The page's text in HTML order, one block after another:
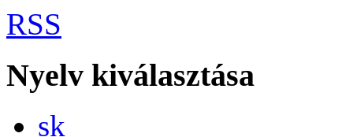
RSS
Nyelv kiválasztása
sk